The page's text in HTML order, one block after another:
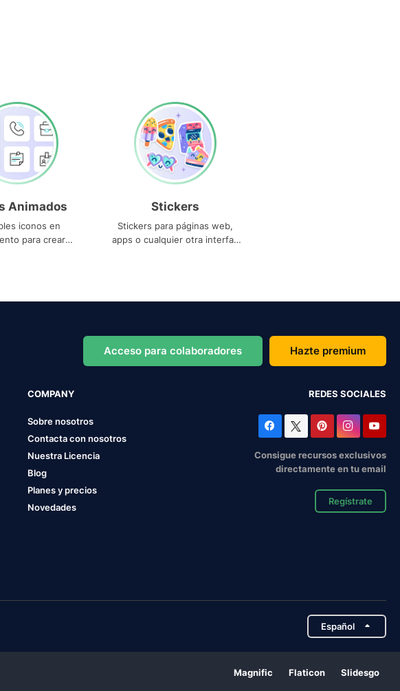
Animados
iconos en
para crear
Stickers
Stickers para páginas web,
apps o cualquier otra interfaz
Acceso para colaboradores Hazte premium
COMPANY
Sobre nosotros
Contacta con nosotros
Nuestra Licencia
Blog
Planes y precios
Novedades
REDES SOCIALES
Consigue recursos exclusivos
directamente en tu email
Regístrate
Español
Magnific Flaticon Slidesgo